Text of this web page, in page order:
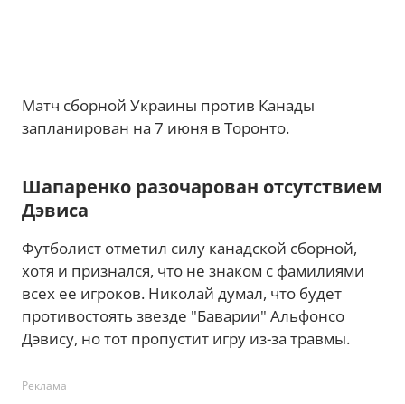
Матч сборной Украины против Канады
запланирован на 7 июня в Торонто.
Шапаренко разочарован отсутствием
Дэвиса
Футболист отметил силу канадской сборной,
хотя и признался, что не знаком с фамилиями
всех ее игроков. Николай думал, что будет
противостоять звезде "Баварии" Альфонсо
Дэвису, но тот пропустит игру из-за травмы.
Реклама